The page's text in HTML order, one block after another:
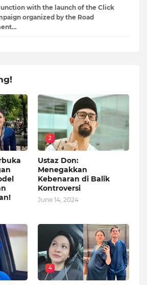
with the launch of the Click
organized by the Road
2
Ustaz Don:
Menegakkan
Kebenaran di Balik
Kontroversi
June 14, 2024
4